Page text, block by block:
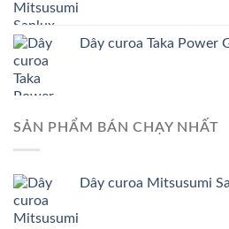
Dây curoa Taka Power
SẢN PHẨM BÁN CHẠY NHẤT
Dây curoa Mitsusumi